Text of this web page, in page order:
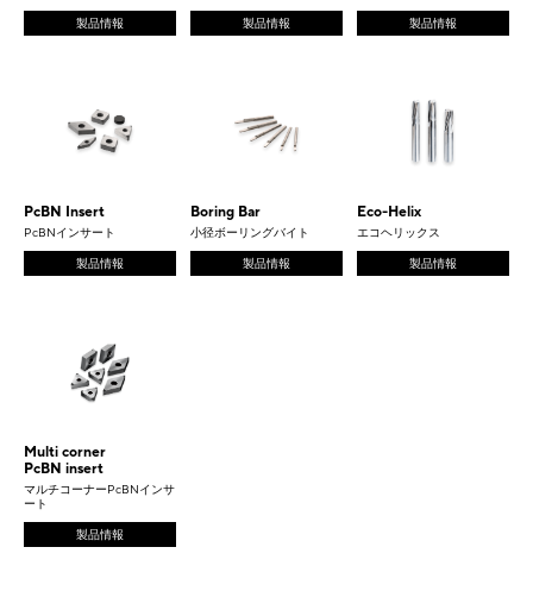
製品情報 製品情報 製品情報
PcBN Insert
PcBNインサート
製品情報
Boring Bar
小径ボーリングバイト
製品情報
Eco-Helix
エコヘリックス
製品情報
Multi corner
PcBN insert
マルチコーナーPcBNインサ
ート
製品情報